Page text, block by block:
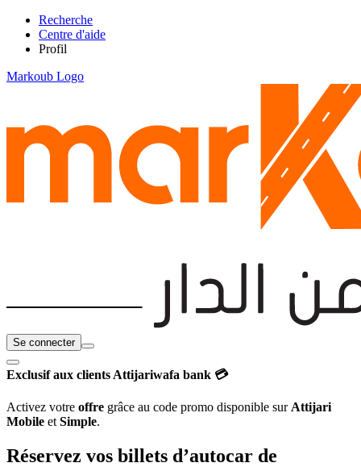
Recherche
Centre d'aide
Profil
Markoub Logo
Se connecter
Exclusif aux clients Attijariwafa bank 💳
Activez votre offre grâce au code promo disponible sur Attijari
Mobile et Simple.
Réservez vos billets d’autocar de